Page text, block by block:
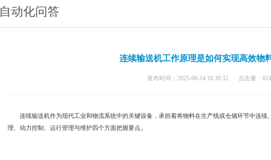
自动化问答
连续输送机工作原理是如何实现高效物
发布时间：2025-08-14 18:30:32 点击量： 824
连续输送机作为现代工业和物流系统中的关键设备，承担着将物料在生产线或仓储环节中连
理、动力控制、运行管理与维护四个方面把握要点。